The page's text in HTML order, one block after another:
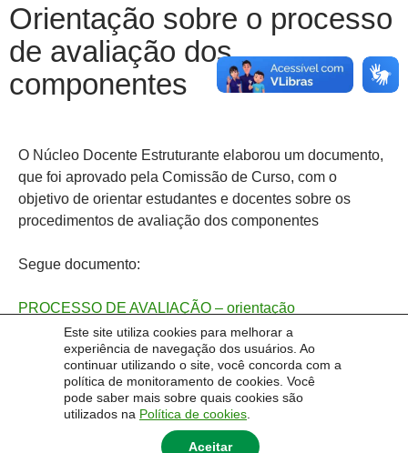
Este site utiliza cookies para melhorar a
experiência de navegação dos usuários. Ao
continuar utilizando o site, você concorda com a
política de monitoramento de cookies. Você
pode saber mais sobre quais cookies são
utilizados na Política de cookies
Aceitar
Orientação sobre o processo
de avaliação dos
componentes
O Núcleo Docente Estruturante elaborou um documento,
que foi aprovado pela Comissão de Curso, com o
objetivo de orientar estudantes e docentes sobre os
procedimentos de avaliação dos componentes
Segue documento:
PROCESSO DE AVALIAÇÃO – orientação